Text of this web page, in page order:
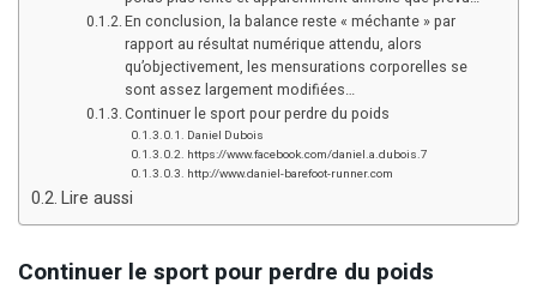
En conclusion, la balance reste « méchante » par
rapport au résultat numérique attendu, alors
qu’objectivement, les mensurations corporelles se
sont assez largement modifiées…
Continuer le sport pour perdre du poids
Daniel Dubois
https://www.facebook.com/daniel.a.dubois.7
http://www.daniel-barefoot-runner.com
Lire aussi
Continuer le sport pour perdre du poids